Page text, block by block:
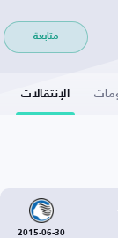
متابعة
الإنتقالات
2015-06-30